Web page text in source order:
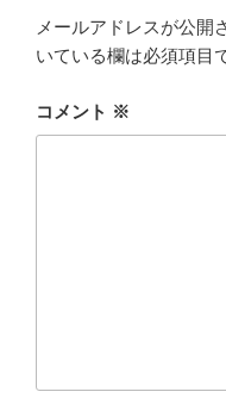
メールアドレスが公開
いている欄は必須項目
コメント ※